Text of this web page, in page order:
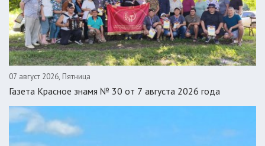
07 август 2026, Пятница
Газета Красное знамя № 30 от 7 августа 2026 года